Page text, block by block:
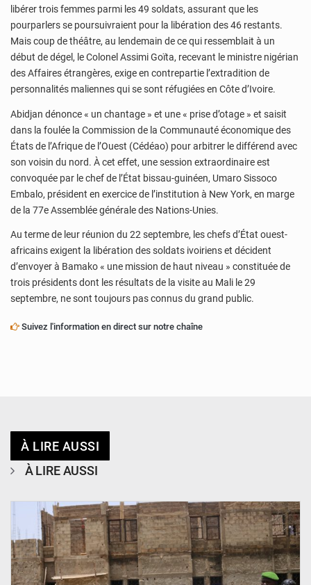
libérer trois femmes parmi les 49 soldats, assurant que les
pourparlers se poursuivraient pour la libération des 46 restants.
Mais coup de théâtre, au lendemain de ce qui ressemblait à un
début de dégel, le Colonel Assimi Goïta, recevant le ministre nigérian
des Affaires étrangères, exige en contrepartie l’extradition de
personnalités maliennes qui se sont réfugiées en Côte d’Ivoire.
Abidjan dénonce « un chantage » et une « prise d’otage » et saisit
dans la foulée la Commission de la Communauté économique des
États de l’Afrique de l’Ouest (Cédéao) pour arbitrer le différend avec
son voisin du nord. À cet effet, une session extraordinaire est
convoquée par le chef de l’État bissau-guinéen, Umaro Sissoco
Embalo, président en exercice de l’institution à New York, en marge
de la 77e Assemblée générale des Nations-Unies.
Au terme de leur réunion du 22 septembre, les chefs d’État ouest-
africains exigent la libération des soldats ivoiriens et décident
d’envoyer à Bamako « une mission de haut niveau » constituée de
trois présidents dont les résultats de la visite au Mali le 29
septembre, ne sont toujours pas connus du grand public.
Suivez l'information en direct sur notre chaîne
À LIRE AUSSI
À LIRE AUSSI